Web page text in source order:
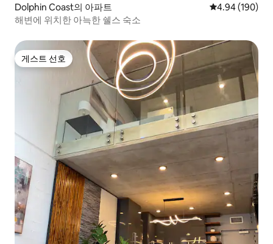
Dolphin Coast의 아파트 평점 4.94점(5
4.94 (190)
해변에 위치한 아늑한 쉘스 숙소
게스트 선호
게스트 선호